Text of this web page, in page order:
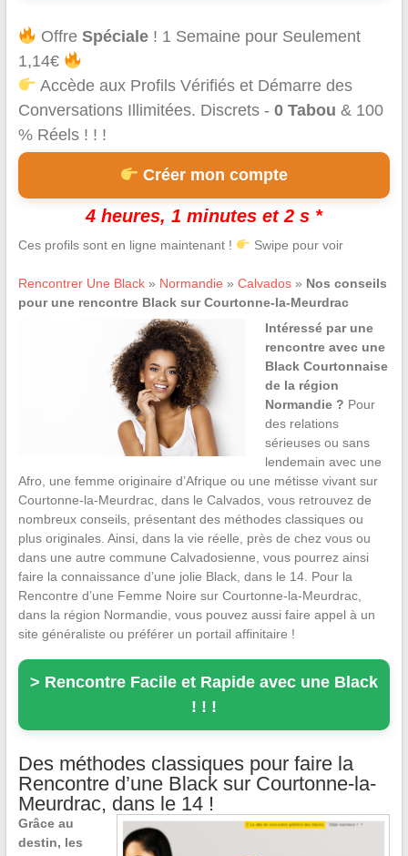
OffreSpéciale ! 1 Semaine pour Seulement
1,14€
Accède aux Profils Vérifiés et Démarre des
Conversations Illimitées. Discrets - 0 Tabou & 100
% Réels ! ! !
Créer mon compte
4 heures, 1 minutes et 2 s *
Ces profils sont en ligne maintenant ! Swipe pour voir
Rencontrer Une Black» Normandie » Calvados» Nos conseils
pour une rencontre Black sur Courtonne-la-Meurdrac
Intéressé par une
rencontre avec une
Black Courtonnaise
de la région
Normandie ? Pour
des relations
sérieuses ou sans
lendemain avec une
Afro, une femme originaire d’Afrique ou une métisse vivant sur
Courtonne-la-Meurdrac, dans le Calvados, vous retrouvez de
nombreux conseils, présentant des méthodes classiques ou
plus originales. Ainsi, dans la vie réelle, près de chez vous ou
dans une autre commune Calvadosienne, vous pourrez ainsi
faire la connaissance d’une jolie Black, dans le 14. Pour la
Rencontre d’une Femme Noire sur Courtonne-la-Meurdrac,
dans la région Normandie, vous pouvez aussi faire appel à un
site généraliste ou préférer un portail affinitaire !
> Rencontre Facile et Rapide avec une Black
! ! !
Des méthodes classiques pour faire la
Rencontre d’une Black sur Courtonne-la-
Meurdrac, dans le 14 !
Grâce au
destin, les